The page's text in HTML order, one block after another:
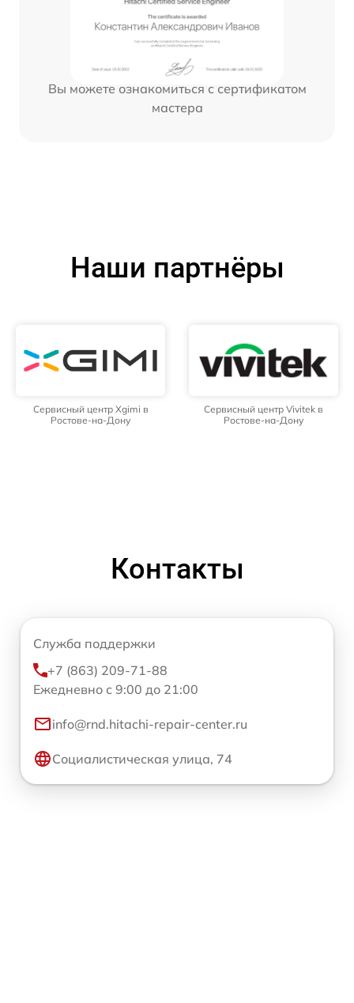
Вы можете ознакомиться с сертификатом
мастера
Наши партнёры
Сервисный центр Xgimi в
Ростове-на-Дону
Сервисный центр Vivitek в
Ростове-на-Дону
Контакты
Служба поддержки
+7 (863) 209-71-88
Ежедневно с 9:00 до 21:00
info@rnd.hitachi-repair-center.ru
Социалистическая улица, 74